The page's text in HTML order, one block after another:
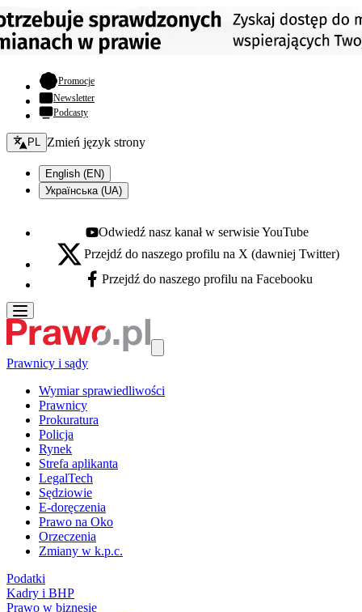
Promocje- otwiera się w nowej karcie
Newsletter
Podcasty
Zmień język - bieżący:
PL Zmień język strony
English (EN)
Українська (UA)
Youtube - otwiera się w nowej karcie
Odwiedź nasz kanał w serwisie YouTube
X - otwiera się w nowej karcie
Przejdź do naszego profilu na X (dawniej Twitter)
Facebook - otwiera się w nowej karcie
Przejdź do naszego profilu na Facebooku
Prawnicy i sądy
Wymiar sprawiedliwości
Prawnicy
Prokuratura
Policja
Rynek
Strefa aplikanta
LegalTech
Sędziowie
E-doręczenia
Prawo na Oko
Orzeczenia
Zmiany w k.p.c.
Podatki
Kadry i BHP
Prawo w biznesie